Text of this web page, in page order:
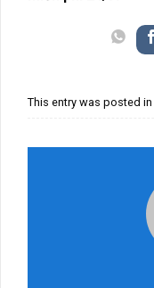
This entry was posted in